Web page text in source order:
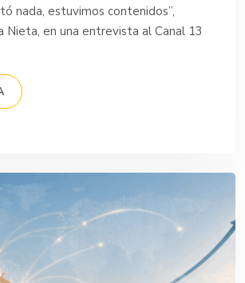
nada, estuvimos contenidos”,
Nieta, en una entrevista al Canal 13